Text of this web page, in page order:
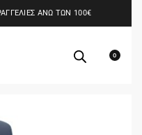
ΑΝΩ ΤΩΝ 100€
0